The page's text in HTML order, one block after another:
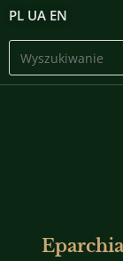
PL UA EN